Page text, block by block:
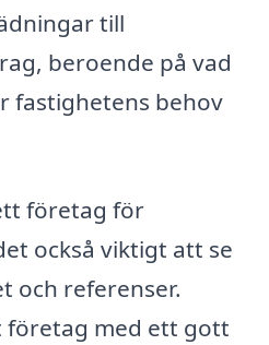
till
beroende på vad
fastighetens behov
företag för
också viktigt att se
och referenser.
företag med ett gott